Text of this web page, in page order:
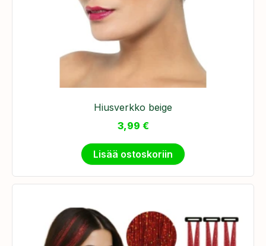
Hiusverkko beige
3,99 €
Lisää ostoskoriin